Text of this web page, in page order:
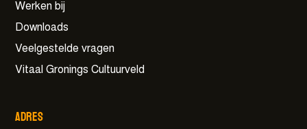
Werken bij
Downloads
Veelgestelde vragen
Vitaal Gronings Cultuurveld
Adres